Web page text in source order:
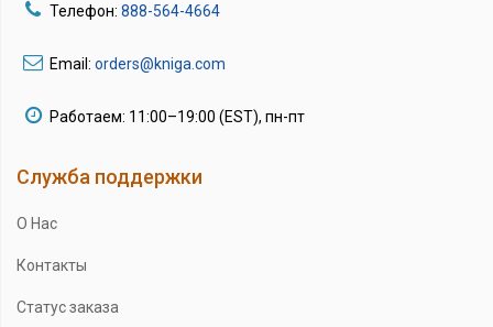
Телефон: 888-564-4664
Email: orders@kniga.com
Работаем: 11:00–19:00 (EST), пн-пт
Служба поддержки
О Нас
Контакты
Статус заказа